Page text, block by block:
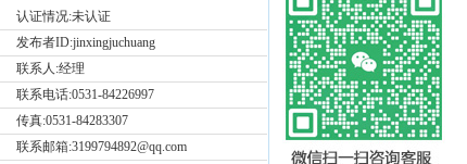
认证情况:未认证
发布者ID:jinxingjuchuang
联系人:经理
联系电话:0531-84226997
传真:0531-84283307
联系邮箱:3199794892@qq.com